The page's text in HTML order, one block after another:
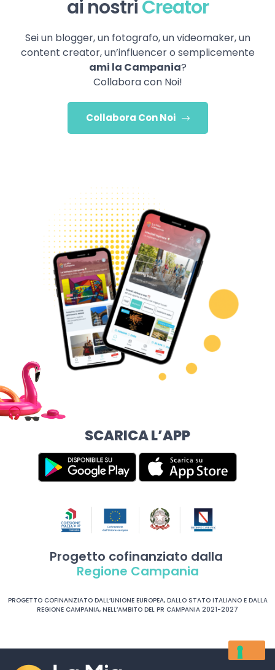
ai nostriCreator
Sei un blogger, un fotografo, un videomaker, un
content creator, un’influencer o semplicemente
ami la Campania?
Collabora con Noi!
Collabora Con Noi
SCARICA L’APP
Progetto cofinanziato dalla
Regione Campania
PROGETTO COFINANZIATO DALL’UNIONE EUROPEA, DALLO STATO ITALIANO E DALLA
REGIONE CAMPANIA, NELL’AMBITO DEL PR CAMPANIA 2021-2027